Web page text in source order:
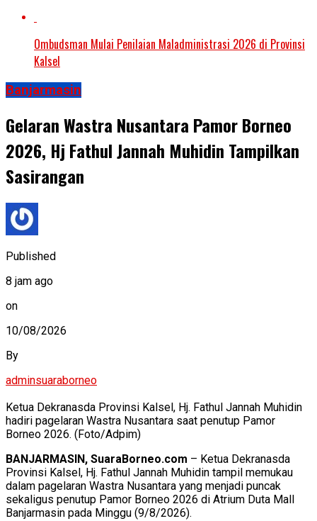
Ombudsman Mulai Penilaian Maladministrasi 2026 di Provinsi
Kalsel
Banjarmasin
Gelaran Wastra Nusantara Pamor Borneo
2026, Hj Fathul Jannah Muhidin Tampilkan
Sasirangan
Published
8 jam ago
on
10/08/2026
By
adminsuaraborneo
Ketua Dekranasda Provinsi Kalsel, Hj. Fathul Jannah Muhidin
hadiri pagelaran Wastra Nusantara saat penutup Pamor
Borneo 2026. (Foto/Adpim)
BANJARMASIN, SuaraBorneo.com – Ketua Dekranasda
Provinsi Kalsel, Hj. Fathul Jannah Muhidin tampil memukau
dalam pagelaran Wastra Nusantara yang menjadi puncak
sekaligus penutup Pamor Borneo 2026 di Atrium Duta Mall
Banjarmasin pada Minggu (9/8/2026).